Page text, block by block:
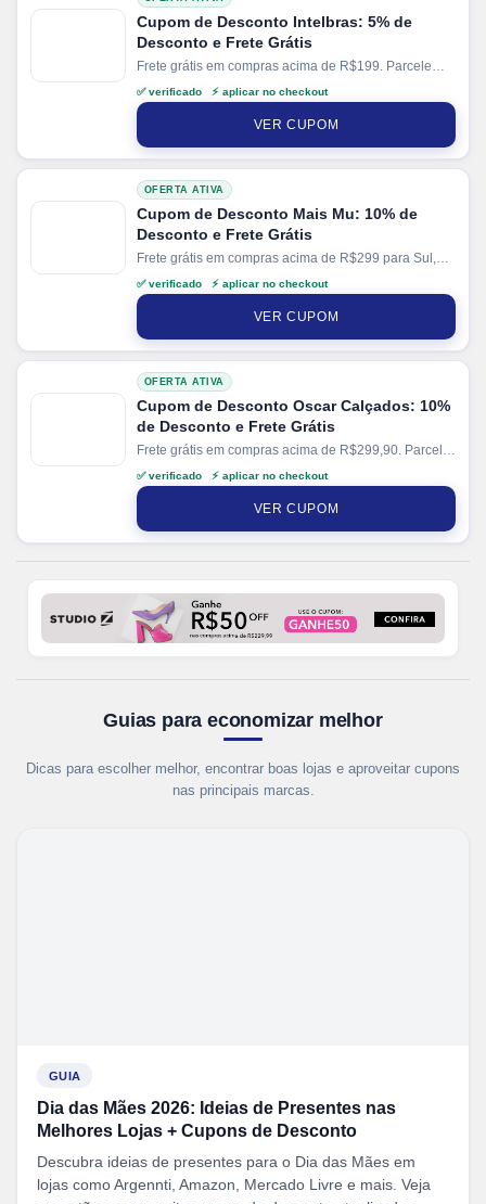
Cupom de Desconto Intelbras: 5% de
Desconto e Frete Grátis
Frete grátis em compras acima de R$199. Parcele
suas compras em até 10x sem juros no cartão. Ganhe
+ 10% de desconto em pagamentos via PIX.
✅ verificado ⚡ aplicar no checkout
VER CUPOM
OFERTA ATIVA
Cupom de Desconto Mais Mu: 10% de
Desconto e Frete Grátis
Frete grátis em compras acima de R$299 para Sul,
Sudeste e Centro-Oeste e compras acima de R$399
para Norte e Nordeste. Parcele suas compras em até
3x sem juros no cartão.
✅ verificado ⚡ aplicar no checkout
VER CUPOM
OFERTA ATIVA
Cupom de Desconto Oscar Calçados: 10%
de Desconto e Frete Grátis
Frete grátis em compras acima de R$299,90. Parcele
suas compras em até 10x sem juros no cartão. Ganhe
+ 5% de desconto em pagamentos via PIX.
✅ verificado ⚡ aplicar no checkout
VER CUPOM
Guias para economizar melhor
Dicas para escolher melhor, encontrar boas lojas e aproveitar cupons
nas principais marcas.
GUIA
Dia das Mães 2026: Ideias de Presentes nas
Melhores Lojas + Cupons de Desconto
Descubra ideias de presentes para o Dia das Mães em
lojas como Argennti, Amazon, Mercado Livre e mais. Veja